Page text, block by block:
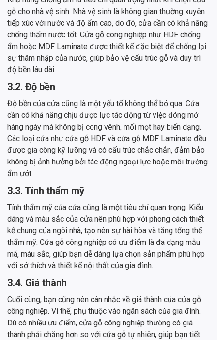
gỗ cho nhà vệ sinh. Nhà vệ sinh là không gian thường xuyên
tiếp xúc với nước và độ ẩm cao, do đó, cửa cần có khả năng
chống thấm nước tốt. Cửa gỗ công nghiệp như HDF chống
ẩm hoặc MDF Laminate được thiết kế đặc biệt để chống lại
sự thâm nhập của nước, giúp bảo vệ cấu trúc gỗ và duy trì
độ bền lâu dài.
3.2. Độ bền
Độ bền của cửa cũng là một yếu tố không thể bỏ qua. Cửa
cần có khả năng chịu được lực tác động từ việc đóng mở
hàng ngày mà không bị cong vênh, mối mọt hay biến dạng.
Các loại cửa như cửa gỗ HDF và cửa gỗ MDF Laminate đều
được gia công kỹ lưỡng và có cấu trúc chắc chắn, đảm bảo
không bị ảnh hưởng bởi tác động ngoại lực hoặc môi trường
ẩm ướt.
3.3. Tính thẩm mỹ
Tính thẩm mỹ của cửa cũng là một tiêu chí quan trọng. Kiểu
dáng và màu sắc của cửa nên phù hợp với phong cách thiết
kế chung của ngôi nhà, tạo nên sự hài hòa và tăng tổng thể
thẩm mỹ. Cửa gỗ công nghiệp có ưu điểm là đa dạng mẫu
mã, màu sắc, giúp bạn dễ dàng lựa chọn sản phẩm phù hợp
với sở thích và thiết kế nội thất của gia đình.
3.4. Giá thành
Cuối cùng, bạn cũng nên cân nhắc về giá thành của cửa gỗ
công nghiệp. Vì thế, phụ thuộc vào ngân sách của gia đình.
Dù có nhiều ưu điểm, cửa gỗ công nghiệp thường có giá
thành phải chăng hơn so với cửa gỗ tự nhiên, giúp bạn tiết